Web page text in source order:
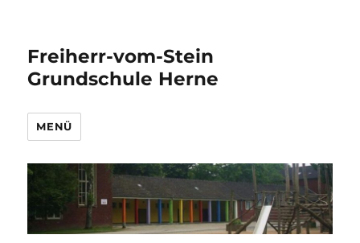
Freiherr-vom-Stein
Grundschule Herne
MENÜ